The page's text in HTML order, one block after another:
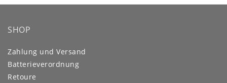
SHOP
Zahlung und Versand
Batterieverordnung
Retoure